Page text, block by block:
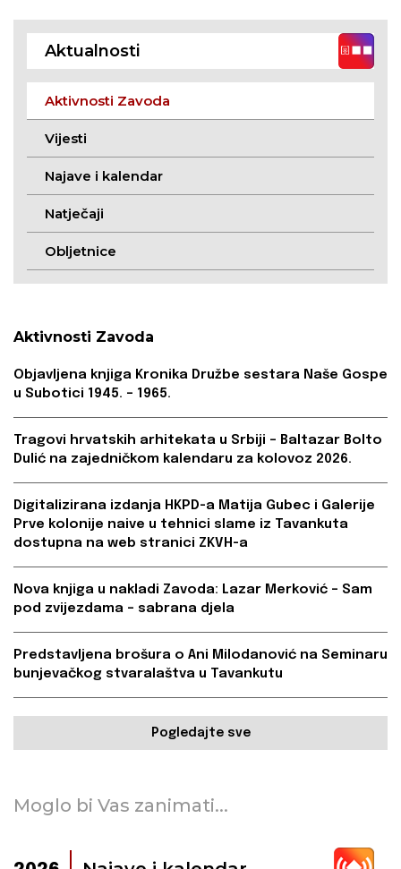
Matoša
Aktualnosti
Aktivnosti Zavoda
Vijesti
Najave i kalendar
Natječaji
Obljetnice
Aktivnosti Zavoda
Objavljena knjiga Kronika Družbe sestara Naše Gospe
u Subotici 1945. – 1965.
Tragovi hrvatskih arhitekata u Srbiji – Baltazar Bolto
Dulić na zajedničkom kalendaru za kolovoz 2026.
Digitalizirana izdanja HKPD-a Matija Gubec i Galerije
Prve kolonije naive u tehnici slame iz Tavankuta
dostupna na web stranici ZKVH-a
Nova knjiga u nakladi Zavoda: Lazar Merković – Sam
pod zvijezdama – sabrana djela
Predstavljena brošura o Ani Milodanović na Seminaru
bunjevačkog stvaralaštva u Tavankutu
Pogledajte sve
Moglo bi Vas zanimati...